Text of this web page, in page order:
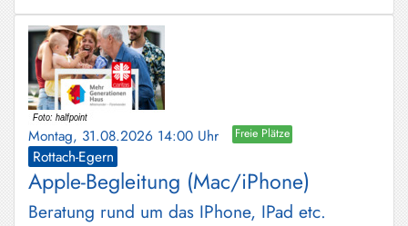
Montag, 31.08.2026 14:00 Uhr Freie Plätze
Rottach-Egern
Apple-Begleitung (Mac/iPhone)
Beratung rund um das IPhone, IPad etc.